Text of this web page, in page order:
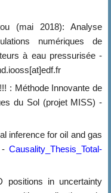
(mai 2018): Analyse
numériques de
à eau pressurisée -
: Méthode Innovante de
du Sol (projet MISS) -
inference for oil and gas
- Causality_Thesis_Total-
positions in uncertainty